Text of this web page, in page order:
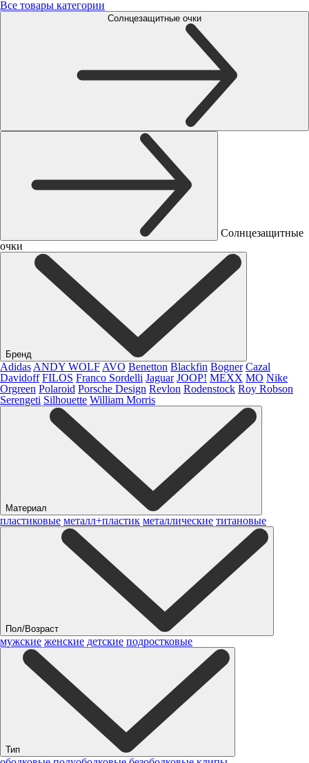
Все товары категории
Солнцезащитные очки
Солнцезащитные
очки
Бренд
Adidas ANDY WOLF AVO Benetton Blackfin Bogner Cazal
Davidoff FILOS Franco Sordelli Jaguar JOOP! MEXX MO Nike
Orgreen Polaroid Porsche Design Revlon Rodenstock Roy Robson
Serengeti Silhouette William Morris
Материал
пластиковые металл+пластик металлические титановые
Пол/Возраст
мужские женские детские подростковые
Тип